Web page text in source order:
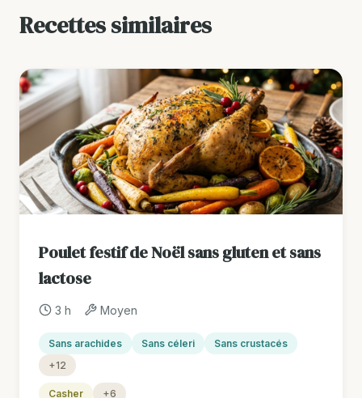
Recettes similaires
Poulet festif de Noël sans gluten et sans
lactose
3 h Moyen
Sans arachides Sans céleri
Sans crustacés
+12
Casher +6